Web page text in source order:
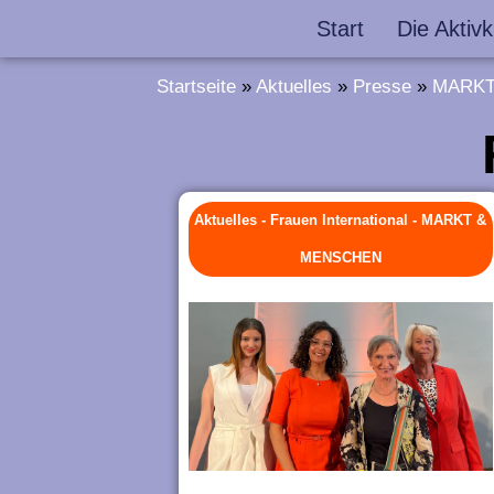
u
Start Die
Startseite »Aktuelles » Presse »
Aktuelles - Frauen International - MARKT &
MENSCHEN